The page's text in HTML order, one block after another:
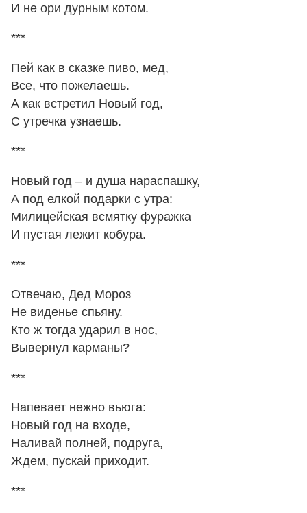
И не ори дурным котом.
***
Пей как в сказке пиво, мед,
Все, что пожелаешь.
А как встретил Новый год,
С утречка узнаешь.
***
Новый год – и душа нараспашку,
А под елкой подарки с утра:
Милицейская всмятку фуражка
И пустая лежит кобура.
***
Отвечаю, Дед Мороз
Не виденье спьяну.
Кто ж тогда ударил в нос,
Вывернул карманы?
***
Напевает нежно вьюга:
Новый год на входе,
Наливай полней, подруга,
Ждем, пускай приходит.
***